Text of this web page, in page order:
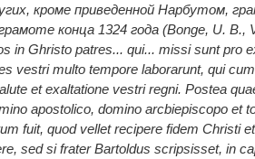
кроме приведенной Нарбутом,
конца 1324 года (Bonge, U. В.,
in Ghristo patres... qui... missi sunt pro
vestri multo tempore laborarunt, qui
et exaltatione vestri regni.Postea
apostolico, domino arcbiepiscopo et
fuit, quod vellet recipere fidem Christi
sed si frater Bartoldus scripsisset, in